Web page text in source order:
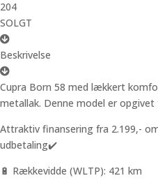
204
SOLGT
Beskrivelse
Cupra Born 58 med lækkert
metallak. Denne model er opgivet
Attraktiv finansering fra 2.199,-
udbetaling✔️
🔋 Rækkevidde (WLTP): 421 km